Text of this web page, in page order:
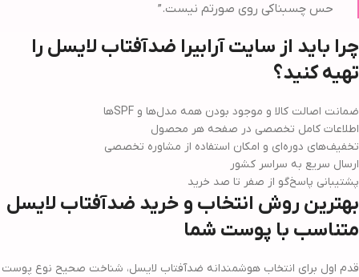
حس چسبناکی روی صورتم نیست.”
چرا باید از سایت آرابیرا ضدآفتاب لایسل را
تهیه کنید؟
ضمانت اصالت کالا و موجود بودن همه مدل‌ها و SPFها
اطلاعات کامل تخصصی در صفحه هر محصول
تخفیف‌های دوره‌ای و امکان استفاده از مشاوره تخصصی
ارسال سریع به سراسر کشور
پشتیبانی پاسخ‌گو از صفر تا صد خرید
بهترین روش انتخاب و خرید ضدآفتاب لایسل
متناسب با پوست شما
قدم اول برای انتخاب هوشمندانه ضدآفتاب لایسل، شناخت صحیح نوع پوست